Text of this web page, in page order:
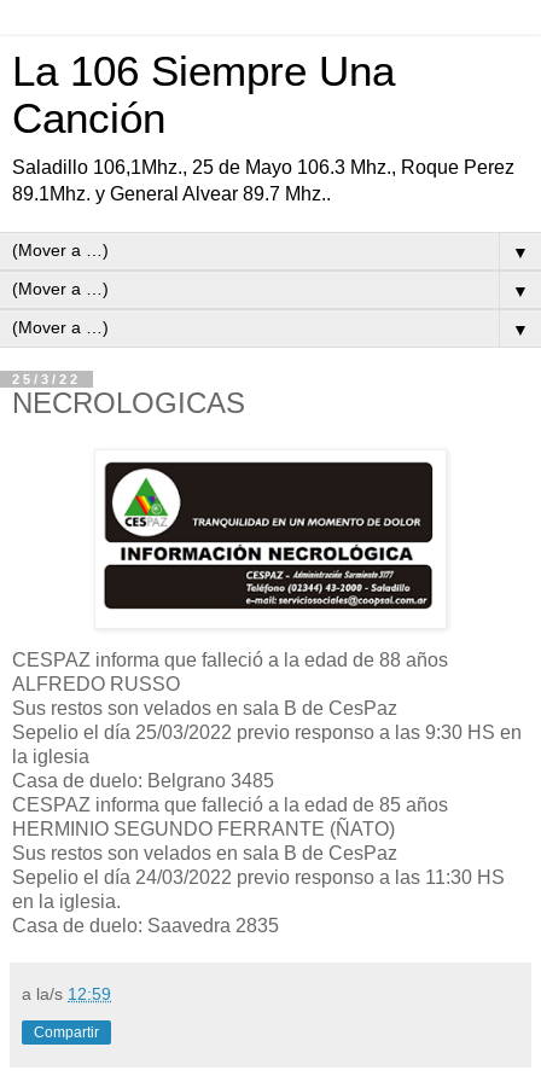
La 106 Siempre Una
Canción
Saladillo 106,1Mhz., 25 de Mayo 106.3 Mhz., Roque Perez
89.1Mhz. y General Alvear 89.7 Mhz..
▼
▼
▼
25/3/22
NECROLOGICAS
CESPAZ informa que falleció a la edad de 88 años
ALFREDO RUSSO
Sus restos son velados en sala B de CesPaz
Sepelio el día 25/03/2022 previo responso a las 9:30 HS en
la iglesia
Casa de duelo: Belgrano 3485
CESPAZ informa que falleció a la edad de 85 años
HERMINIO SEGUNDO FERRANTE (ÑATO)
Sus restos son velados en sala B de CesPaz
Sepelio el día 24/03/2022 previo responso a las 11:30 HS
en la iglesia.
Casa de duelo: Saavedra 2835
a la/s 12:59
Compartir